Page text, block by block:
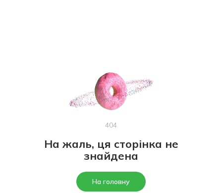
404
На жаль, ця сторінка не
знайдена
На головну